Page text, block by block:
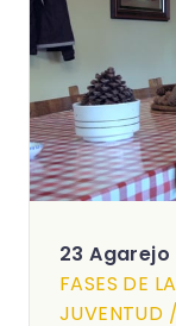
23 Agarejo
FASES DE
JUVENTUD